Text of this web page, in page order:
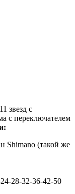
звезд с
с переключателем
Shimano (такой же
28-32-36-42-50